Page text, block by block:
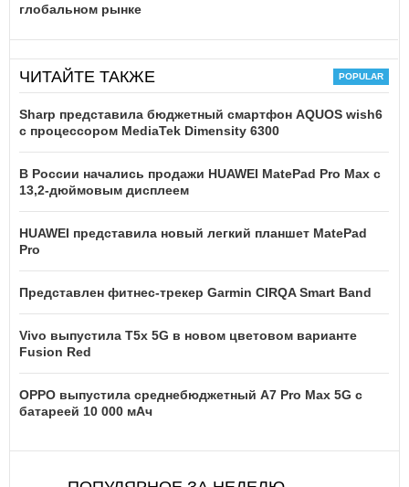
глобальном рынке
ЧИТАЙТЕ ТАКЖЕ
Sharp представила бюджетный смартфон AQUOS wish6
с процессором MediaTek Dimensity 6300
В России начались продажи HUAWEI MatePad Pro Max с
13,2-дюймовым дисплеем
HUAWEI представила новый легкий планшет MatePad
Pro
Представлен фитнес-трекер Garmin CIRQA Smart Band
Vivo выпустила T5x 5G в новом цветовом варианте
Fusion Red
OPPO выпустила среднебюджетный A7 Pro Max 5G с
батареей 10 000 мАч